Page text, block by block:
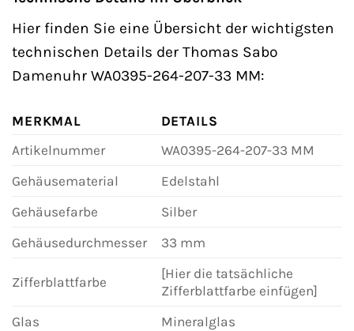
Hier finden Sie eine Übersicht der wichtigsten
technischen Details der Thomas Sabo
Damenuhr WA0395-264-207-33 MM:
MERKMAL
DETAILS
Artikelnummer
WA0395-264-207-33 MM
Gehäusematerial
Edelstahl
Gehäusefarbe
Silber
Gehäusedurchmesser
33 mm
Zifferblattfarbe
[Hier die tatsächliche
Zifferblattfarbe einfügen]
Glas
Mineralglas